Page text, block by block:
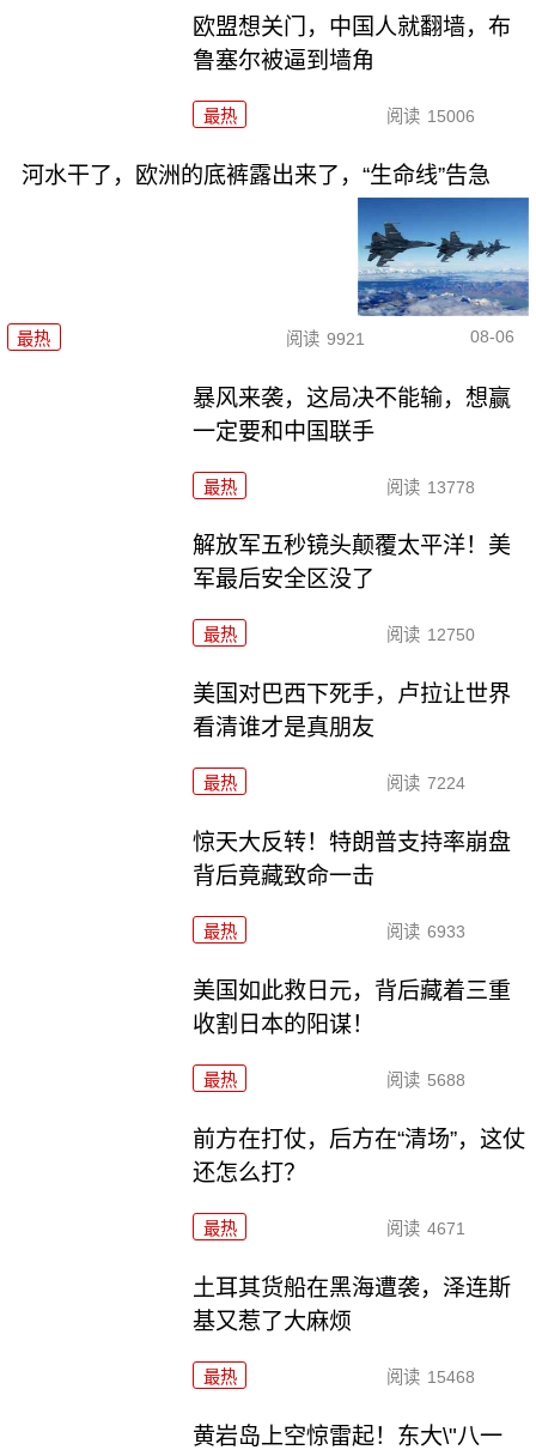
欧盟想关门，中国人就翻墙，布
鲁塞尔被逼到墙角
最热 阅读 15006
河水干了，欧洲的底裤露出来了，“生命线”告急
最热 阅读 9921 08-06
暴风来袭，这局决不能输，想赢
一定要和中国联手
最热 阅读 13778
解放军五秒镜头颠覆太平洋！美
军最后安全区没了
最热 阅读 12750
美国对巴西下死手，卢拉让世界
看清谁才是真朋友
最热 阅读 7224
惊天大反转！特朗普支持率崩盘
背后竟藏致命一击
最热 阅读 6933
美国如此救日元，背后藏着三重
收割日本的阳谋！
最热 阅读 5688
前方在打仗，后方在“清场”，这仗
还怎么打？
最热 阅读 4671
土耳其货船在黑海遭袭，泽连斯
基又惹了大麻烦
最热 阅读 15468
黄岩岛上空惊雷起！东大\"八一